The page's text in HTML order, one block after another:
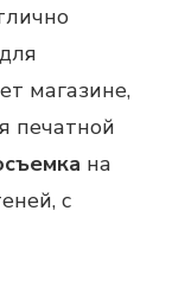
магазине,
печатной
на
с